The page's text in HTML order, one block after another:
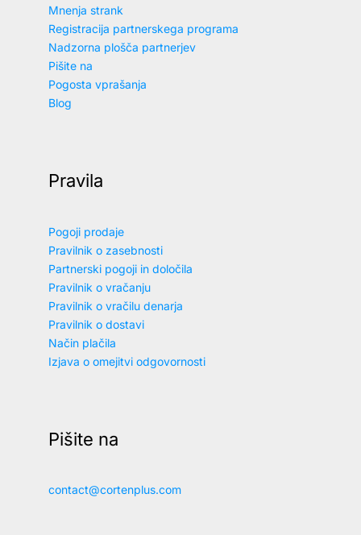
Mnenja strank
Registracija partnerskega programa
Nadzorna plošča partnerjev
Pišite na
Pogosta vprašanja
Blog
Pravila
Pogoji prodaje
Pravilnik o zasebnosti
Partnerski pogoji in določila
Pravilnik o vračanju
Pravilnik o vračilu denarja
Pravilnik o dostavi
Način plačila
Izjava o omejitvi odgovornosti
Pišite na
contact@cortenplus.com